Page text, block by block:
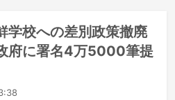
学校への差別政策撤廃
府に署名4万5000筆提